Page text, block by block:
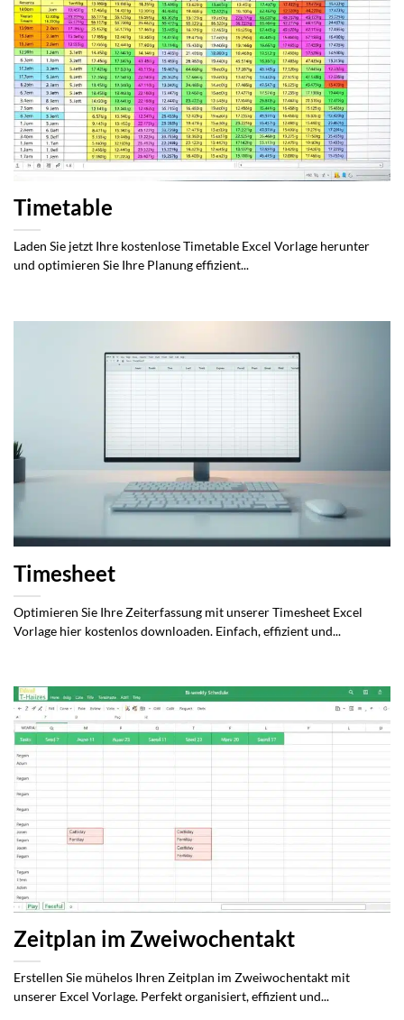
Timetable
Laden Sie jetzt Ihre kostenlose Timetable Excel Vorlage herunter
und optimieren Sie Ihre Planung effizient...
Timesheet
Optimieren Sie Ihre Zeiterfassung mit unserer Timesheet Excel
Vorlage hier kostenlos downloaden. Einfach, effizient und...
Zeitplan im Zweiwochentakt
Erstellen Sie mühelos Ihren Zeitplan im Zweiwochentakt mit
unserer Excel Vorlage. Perfekt organisiert, effizient und...